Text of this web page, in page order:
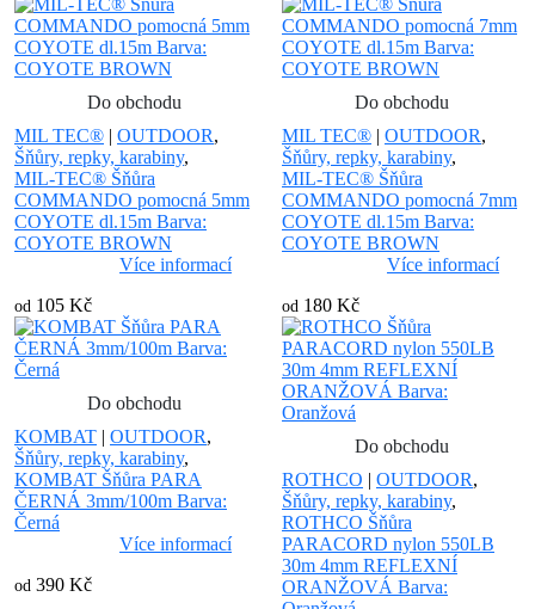
Do obchodu
MIL TEC® | OUTDOOR,
Šňůry, repky, karabiny,
MIL-TEC® Šňůra
COMMANDO pomocná 5mm
COYOTE dl.15m Barva:
COYOTE BROWN
Více informací
od 105 Kč
Do obchodu
MIL TEC® | OUTDOOR,
Šňůry, repky, karabiny,
MIL-TEC® Šňůra
COMMANDO pomocná 7mm
COYOTE dl.15m Barva:
COYOTE BROWN
Více informací
od 180 Kč
Do obchodu
KOMBAT | OUTDOOR,
Šňůry, repky, karabiny,
KOMBAT Šňůra PARA
ČERNÁ 3mm/100m Barva:
Černá
Více informací
od 390 Kč
Do obchodu
ROTHCO | OUTDOOR,
Šňůry, repky, karabiny,
ROTHCO Šňůra
PARACORD nylon 550LB
30m 4mm REFLEXNÍ
ORANŽOVÁ Barva: